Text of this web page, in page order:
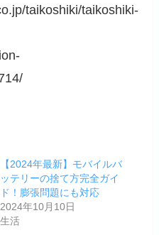
taikoshiki/taikoshiki-
【2024年最新】モバイルバ
ッテリーの捨て方完全ガイ
ド！膨張問題にも対応
2024年10月10日
生活